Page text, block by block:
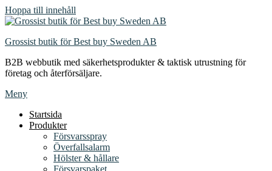
Hoppa till innehåll
Grossist butik för Best buy Sweden AB
B2B webbutik med säkerhetsprodukter & taktisk utrustning för
företag och återförsäljare.
Meny
Startsida
Produkter
Försvarsspray
Överfallsalarm
Hölster & hållare
Försvarspaket